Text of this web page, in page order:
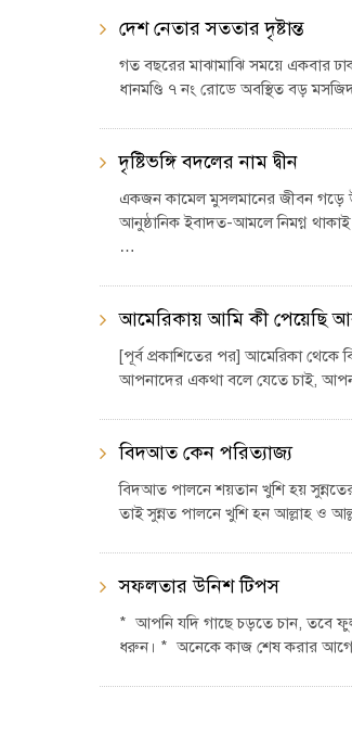
দেশ নেতার সততার দৃষ্টান্ত
গত বছরের মাঝামাঝি সময়ে একবার
ধানমণ্ডি ৭ নং রোডে অবস্থিত বড়
দৃষ্টিভঙ্গি বদলের নাম দ্বীন
একজন কামেল মুসলমানের জীবন গড়ে
আনুষ্ঠানিক ইবাদত-আমলে নিমগ্ন
…
আমেরিকায় আমি কী পেয়েছি
[পূর্ব প্রকাশিতের পর] আমেরিকা থেকে
আপনাদের একথা বলে যেতে চাই,
বিদআত কেন পরিত্যাজ্য
বিদআত পালনে শয়তান খুশি হয়
তাই সুন্নত পালনে খুশি হন আল্লাহ ও
সফলতার উনিশ টিপস
* আপনি যদি গাছে চড়তে চান, তবে
ধরুন। * অনেকে কাজ শেষ করার